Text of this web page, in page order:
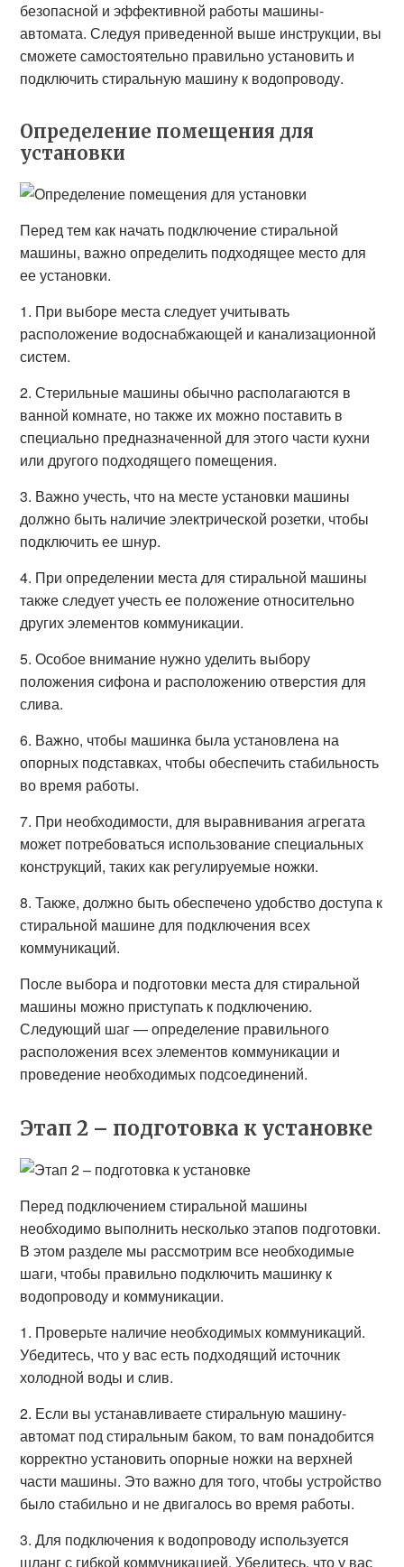
безопасной и эффективной работы машины-
автомата. Следуя приведенной выше инструкции, вы
сможете самостоятельно правильно установить и
подключить стиральную машину к водопроводу.
Определение помещения для
установки
Перед тем как начать подключение стиральной
машины, важно определить подходящее место для
ее установки.
1. При выборе места следует учитывать
расположение водоснабжающей и канализационной
систем.
2. Стерильные машины обычно располагаются в
ванной комнате, но также их можно поставить в
специально предназначенной для этого части кухни
или другого подходящего помещения.
3. Важно учесть, что на месте установки машины
должно быть наличие электрической розетки, чтобы
подключить ее шнур.
4. При определении места для стиральной машины
также следует учесть ее положение относительно
других элементов коммуникации.
5. Особое внимание нужно уделить выбору
положения сифона и расположению отверстия для
слива.
6. Важно, чтобы машинка была установлена на
опорных подставках, чтобы обеспечить стабильность
во время работы.
7. При необходимости, для выравнивания агрегата
может потребоваться использование специальных
конструкций, таких как регулируемые ножки.
8. Также, должно быть обеспечено удобство доступа к
стиральной машине для подключения всех
коммуникаций.
После выбора и подготовки места для стиральной
машины можно приступать к подключению.
Следующий шаг — определение правильного
расположения всех элементов коммуникации и
проведение необходимых подсоединений.
Этап 2 – подготовка к установке
Перед подключением стиральной машины
необходимо выполнить несколько этапов подготовки.
В этом разделе мы рассмотрим все необходимые
шаги, чтобы правильно подключить машинку к
водопроводу и коммуникации.
1. Проверьте наличие необходимых коммуникаций.
Убедитесь, что у вас есть подходящий источник
холодной воды и слив.
2. Если вы устанавливаете стиральную машину-
автомат под стиральным баком, то вам понадобится
корректно установить опорные ножки на верхней
части машины. Это важно для того, чтобы устройство
было стабильно и не двигалось во время работы.
3. Для подключения к водопроводу используется
шланг с гибкой коммуникацией. Убедитесь, что у вас